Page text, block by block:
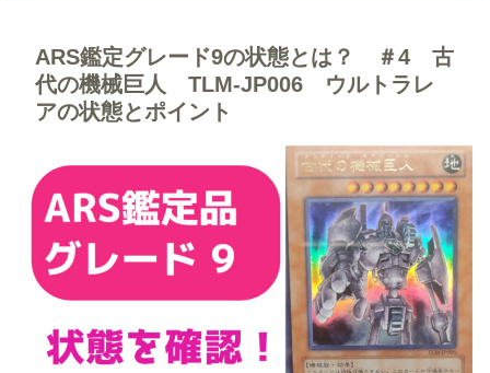
ARS鑑定グレード9の状態とは？ ＃4 古
代の機械巨人 TLM-JP006 ウルトラレ
アの状態とポイント